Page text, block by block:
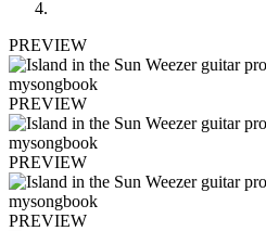
PREVIEW
PREVIEW
PREVIEW
PREVIEW